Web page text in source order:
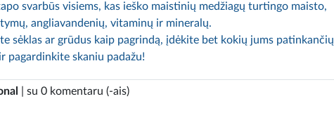
svarbūs visiems, kas ieško maistinių medžiagų turtingo maisto,
angliavandenių, vitaminų ir mineralų.
sėklas ar grūdus kaip pagrindą, įdėkite bet kokių jums patinkančių
pagardinkite skaniu padažu!
| su 0 komentaru (-ais)